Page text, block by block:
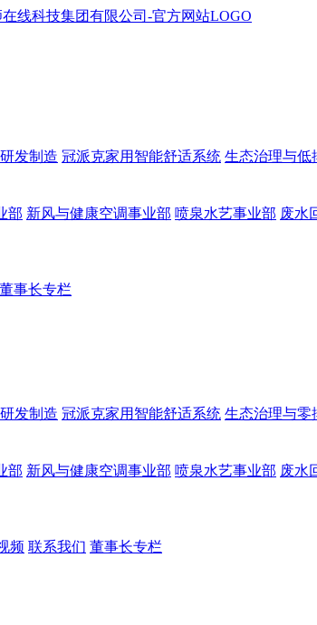
研发制造 冠派克家用智能舒适系统 生态治理与低
部 新风与健康空调事业部 喷泉水艺事业部 废水
董事长专栏
研发制造 冠派克家用智能舒适系统 生态治理与零
部 新风与健康空调事业部 喷泉水艺事业部 废水
频 联系我们 董事长专栏